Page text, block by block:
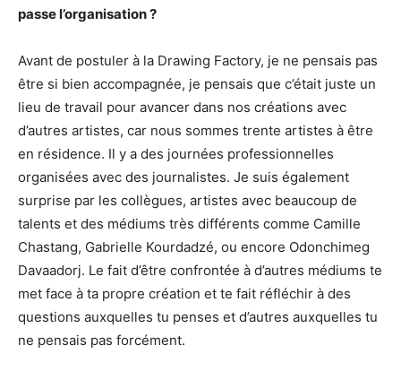
passe l’organisation ?
Avant de postuler à la Drawing Factory, je ne pensais pas
être si bien accompagnée, je pensais que c’était juste un
lieu de travail pour avancer dans nos créations avec
d’autres artistes, car nous sommes trente artistes à être
en résidence. Il y a des journées professionnelles
organisées avec des journalistes. Je suis également
surprise par les collègues, artistes avec beaucoup de
talents et des médiums très différents comme Camille
Chastang, Gabrielle Kourdadzé, ou encore Odonchimeg
Davaadorj. Le fait d’être confrontée à d’autres médiums te
met face à ta propre création et te fait réfléchir à des
questions auxquelles tu penses et d’autres auxquelles tu
ne pensais pas forcément.